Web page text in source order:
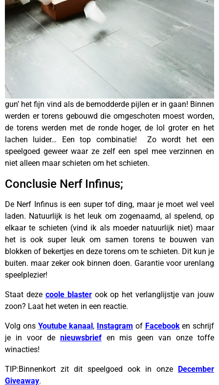
gun’ het fijn vind als de bemodderde pijlen er in gaan! Binnen
werden er torens gebouwd die omgeschoten moest worden,
de torens werden met de ronde hoger, de lol groter en het
lachen luider… Een top combinatie! Zo wordt het een
speelgoed geweer waar ze zelf een spel mee verzinnen en
niet alleen maar schieten om het schieten.
Conclusie Nerf Infinus;
De Nerf Infinus is een super tof ding, maar je moet wel veel
laden. Natuurlijk is het leuk om zogenaamd, al spelend, op
elkaar te schieten (vind ik als moeder natuurlijk niet) maar
het is ook super leuk om samen torens te bouwen van
blokken of bekertjes en deze torens om te schieten. Dit kun je
buiten. maar zeker ook binnen doen. Garantie voor urenlang
speelplezier!
Staat deze coole blasterook op het verlanglijstje van jouw
zoon? Laat het weten in een reactie.
Volg ons Youtube kanaal, Instagram of Facebooken schrijf
je in voor de nieuwsbriefen mis geen van onze toffe
winacties!
TIP:Binnenkort zit dit speelgoed ook in onze December
Giveaway.